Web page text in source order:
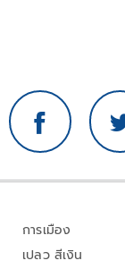
การเมือง
เปลว สีเงิน